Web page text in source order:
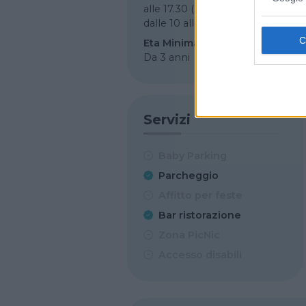
alle 17.30 (primavera-estate),
dalle 10 alle 15.30 (autunno)
Eta Minima
Da 3 anni
Servizi
Parcheggio
Bar ristorazione